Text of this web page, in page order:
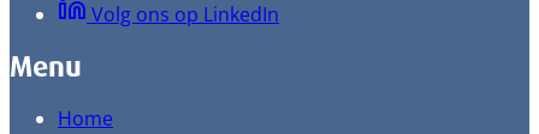
Volg ons op LinkedIn
Menu
Home